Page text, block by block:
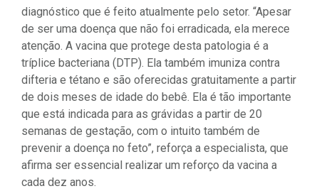
diagnóstico que é feito atualmente pelo setor. “Apesar
de ser uma doença que não foi erradicada, ela merece
atenção. A vacina que protege desta patologia é a
tríplice bacteriana (DTP). Ela também imuniza contra
difteria e tétano e são oferecidas gratuitamente a partir
de dois meses de idade do bebê. Ela é tão importante
que está indicada para as grávidas a partir de 20
semanas de gestação, com o intuito também de
prevenir a doença no feto”, reforça a especialista, que
afirma ser essencial realizar um reforço da vacina a
cada dez anos.